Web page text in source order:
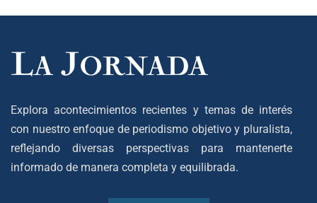
Explora acontecimientos recientes y temas de interés
con nuestro enfoque de periodismo objetivo y pluralista,
reflejando diversas perspectivas para mantenerte
informado de manera completa y equilibrada.